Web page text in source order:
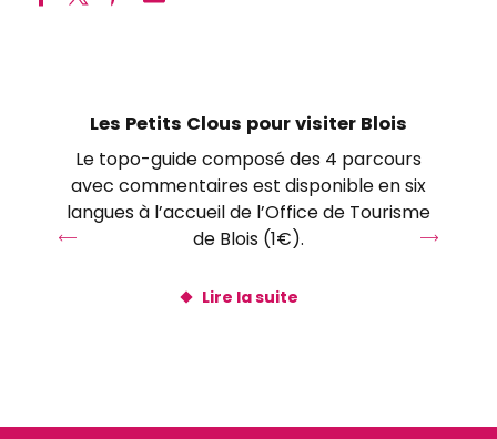
Château de Cheverny
Parc Botanique du Prieuré d’Orchaise
Château de Valençay
Parc et Château de Beauregard
Domaine national de Chambord
Le Jardin du Clos Saint-Lubin
Domaine royal de Château-Gaillard
Les Petits Clous pour visiter Blois
Le topo-guide composé des 4 parcours
avec commentaires est disponible en six
langues à l’accueil de l’Office de Tourisme
de Blois (1€).
Lire la suite